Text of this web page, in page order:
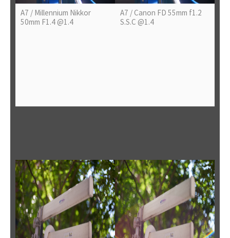
A7 / Millennium Nikkor
50mm F1.4 @1.4
A7 / Canon FD 55mm f1.2
S.S.C @1.4